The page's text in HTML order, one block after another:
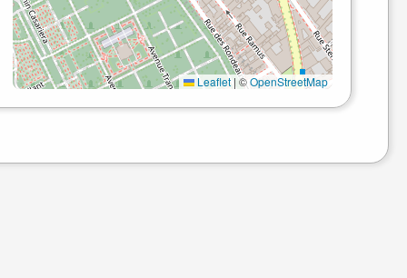
Leaflet |©OpenStreetMap